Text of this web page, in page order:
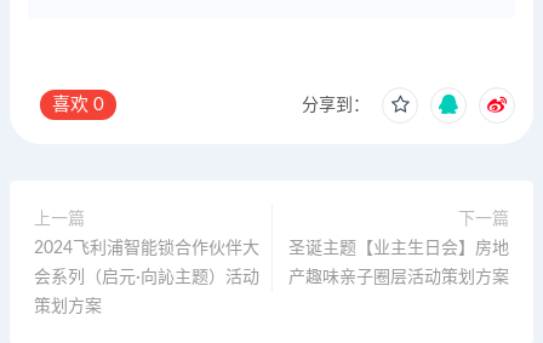
喜欢 0 分享到：
上一篇
2024飞利浦智能锁合作伙伴大
会系列（启元·向訫主题）活动
策划方案
下一篇
圣诞主题【业主生日会】房地
产趣味亲子圈层活动策划方案